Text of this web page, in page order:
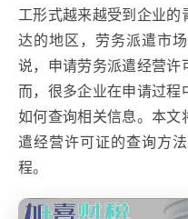
工形式越来越受到企业的
达的地区，劳务派遣市
说，申请劳务派遣经营
而，很多企业在申请过程
如何查询相关信息。本文
遣经营许可证的查询方
程。